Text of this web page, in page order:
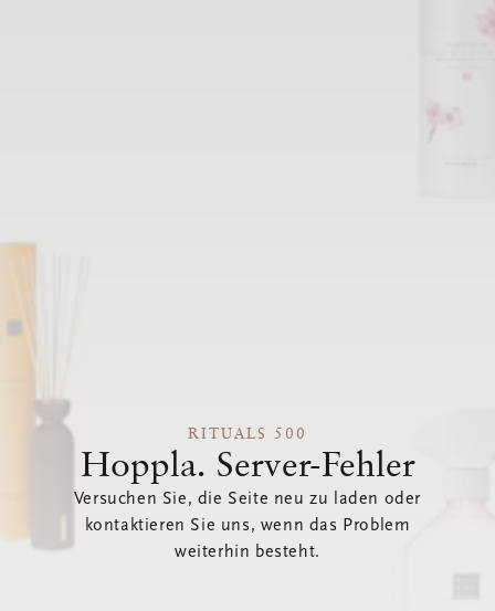
RITUALS 500
Hoppla. Server-Fehler
Versuchen Sie, die Seite neu zu laden oder
kontaktieren Sie uns, wenn das Problem
weiterhin besteht.